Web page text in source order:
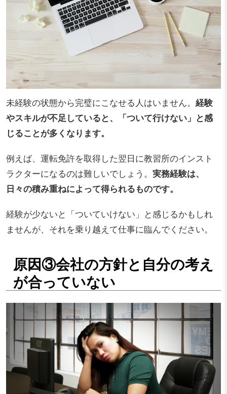
未経験の状態から完璧にこなせる人はいません。 経験
やスキルが不足していると、「ついて行けない」と感
じることが多くなります。
例えば、運転免許を取得した翌日に教習所のインスト
ラクターになるのは難しいでしょう。 実務経験は、
日々の積み重ねによって得られるものです。
経験が少ないと「ついていけない」と感じるかもしれ
ませんが、それを乗り越えて仕事に臨んでください。
原因③会社の方針と自分の考え
が合っていない